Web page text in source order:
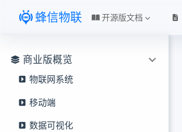
跳至主要內容
蜂信物联 开源版文档
商业版概览
物联网系统
移动端
数据可视化